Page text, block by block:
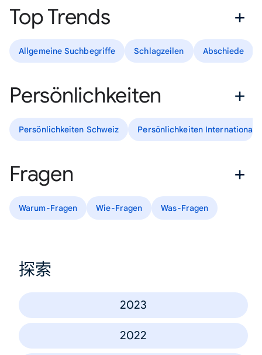
Top Trends
Allgemeine Suchbegriffe Schlagzeilen Abschiede
Persönlichkeiten
Persönlichkeiten Schweiz Persönlichkeiten International
Fragen
Warum-Fragen Wie-Fragen Was-Fragen
探索
2023
2022